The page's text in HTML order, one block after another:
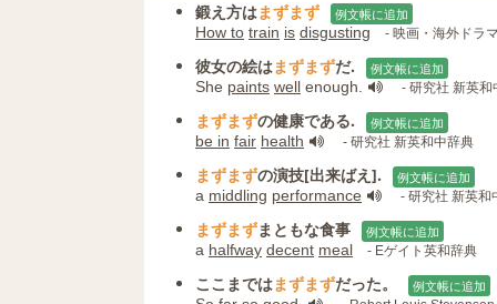
鍛え方はまずまず 例文帳に追加
How to train is disgusting - 映画・海外ドラ
彼女の絵はまずまずだ. 例文帳に追加
She paints well enough. - 研究社 新英和
まずまずの健康である. 例文帳に追加
be in fair health - 研究社 新英和中辞典
まずまずの演技[出来ばえ]. 例文帳に追加
a middling performance - 研究社 新英和
まずまずまともな食事 例文帳に追加
a halfway decent meal - Eゲイト英和辞典
ここまではまずまずだった。 例文帳に追加